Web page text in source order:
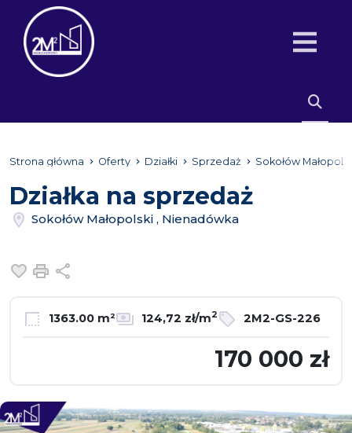
Strona główna Oferty Działki Sprzedaż Sokołów
Działka na sprzedaż
Sokołów Małopolski , Nienadówka
Dodaj do ulubionych
Drukuj
1363.00 m² 124,72 zł/m2 2M2-GS-226
170 000 zł